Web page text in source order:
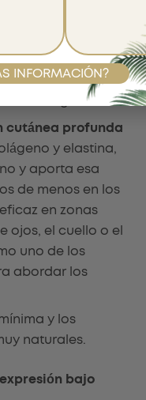
Utiliza una
fraccionada
ni radiación, a
que
de segundo.
cutánea profunda
y elastina,
y aporta esa
de menos en los
en zonas
ojos, el cuello o el
uno de los
abordar los
y los
naturales.
bajo
INFORMACIÓN?